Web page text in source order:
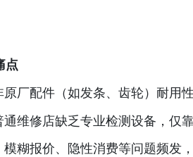
点
原厂配件（如发条、齿轮）耐用
维修店缺乏专业检测设备，仅
模糊报价、隐性消费等问题频发